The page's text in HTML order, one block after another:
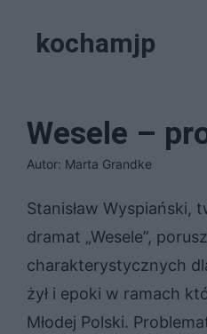
kochamjp
Wesele –
Autor: Marta Grandke
Stanisław Wyspiański,
dramat „Wesele”,
charakterystycznych
żył i epoki w ramach
Młodej Polski.